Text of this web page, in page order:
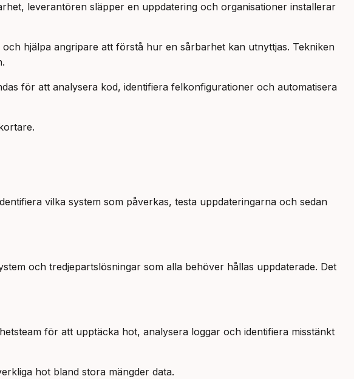
leverantören släpper en uppdatering och organisationer installerar
hjälpa angripare att förstå hur en sårbarhet kan utnyttjas. Tekniken
för att analysera kod, identifiera felkonfigurationer och automatisera
vilka system som påverkas, testa uppdateringarna och sedan
och tredjepartslösningar som alla behöver hållas uppdaterade. Det
för att upptäcka hot, analysera loggar och identifiera misstänkt
hot bland stora mängder data.